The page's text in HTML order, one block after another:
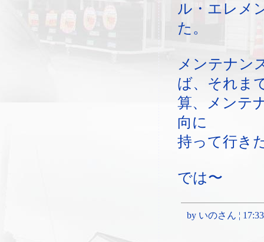
ル・エレメ
た。
メンテナン
ば、それま
算、メンテ
向に
持って行き
では〜
by いのさん ¦